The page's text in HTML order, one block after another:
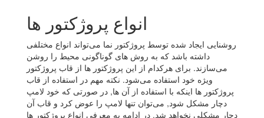
انواع پروژکتور ها
روشنایی ایجاد شده توسط پروژکتور نما می‌تواند انواع مختلفی
داشته باشد که به روش های گوناگونی محیط را روشن
می‌سازند. برای هرکدام از این پروژکتور ها از قاب پروژکتور
ویژه خود استفاده می‌شود. نکته مهم در استفاده از قاب
پروژکتور ها اینکه با استفاده از آن ها, در صورتی که خود لامپ
دچار مشکل شود, می‌توان تنها لامپ را عوض کرد و قاب آن
دچار مشکلی نخواهد شد. در ادامه به معرفی انواع پروژکتور ها